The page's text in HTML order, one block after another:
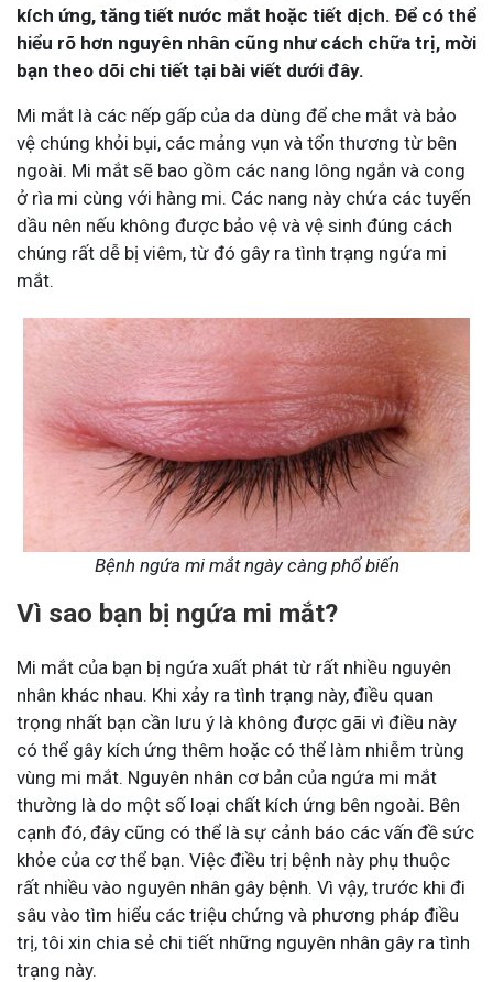
kích ứng, tăng tiết nước mắt hoặc tiết dịch. Để có thể
hiểu rõ hơn nguyên nhân cũng như cách chữa trị, mời
bạn theo dõi chi tiết tại bài viết dưới đây.
Mi mắt là các nếp gấp của da dùng để che mắt và bảo
vệ chúng khỏi bụi, các mảng vụn và tổn thương từ bên
ngoài. Mi mắt sẽ bao gồm các nang lông ngắn và cong
ở rìa mi cùng với hàng mi. Các nang này chứa các tuyến
dầu nên nếu không được bảo vệ và vệ sinh đúng cách
chúng rất dễ bị viêm, từ đó gây ra tình trạng ngứa mi
mắt.
Bệnh ngứa mi mắt ngày càng phổ biến
Vì sao bạn bị ngứa mi mắt?
Mi mắt của bạn bị ngứa xuất phát từ rất nhiều nguyên
nhân khác nhau. Khi xảy ra tình trạng này, điều quan
trọng nhất bạn cần lưu ý là không được gãi vì điều này
có thể gây kích ứng thêm hoặc có thể làm nhiễm trùng
vùng mi mắt. Nguyên nhân cơ bản của ngứa mi mắt
thường là do một số loại chất kích ứng bên ngoài. Bên
cạnh đó, đây cũng có thể là sự cảnh báo các vấn đề sức
khỏe của cơ thể bạn. Việc điều trị bệnh này phụ thuộc
rất nhiều vào nguyên nhân gây bệnh. Vì vậy, trước khi đi
sâu vào tìm hiểu các triệu chứng và phương pháp điều
trị, tôi xin chia sẻ chi tiết những nguyên nhân gây ra tình
trạng này.